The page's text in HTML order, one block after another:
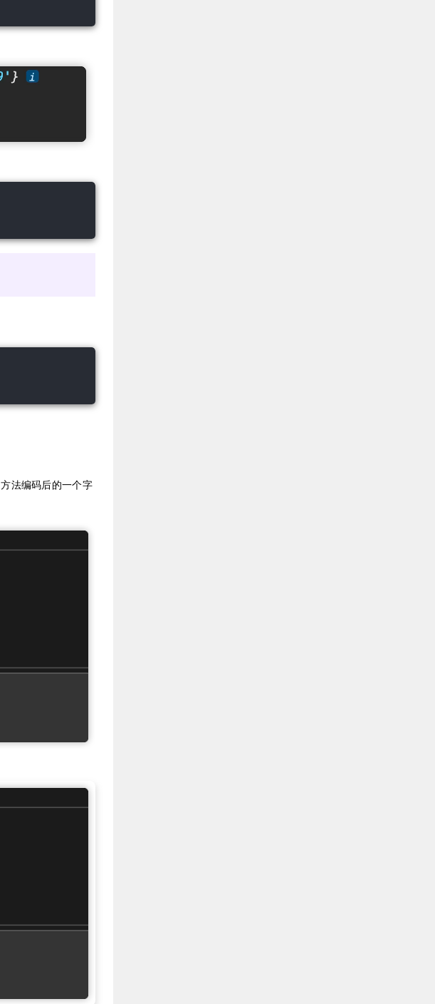
方法编码后的一个字